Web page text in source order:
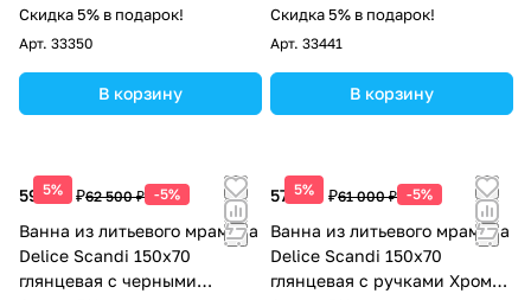
DLR330036R-G
Скидка 5% в подарок!
Арт. 33350
В корзину
DLR330003RB-M
Скидка 5% в подарок!
Арт. 33441
В корзину
5%
59 375 ₽62 500 ₽ -5%
Ванна из литьевого мрамора
Delice Scandi 150х70
глянцевая с черными
5%
57 950 ₽61 000 ₽ -5%
Ванна из литьевого мрамора
Delice Scandi 150х70
глянцевая с ручками Хром